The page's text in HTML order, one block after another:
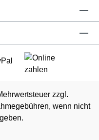
zzgl.
wenn nicht